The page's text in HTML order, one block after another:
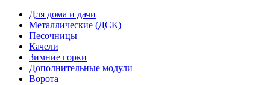
Для дома и дачи
Металлические (ДСК)
Песочницы
Качели
Зимние горки
Дополнительные модули
Ворота